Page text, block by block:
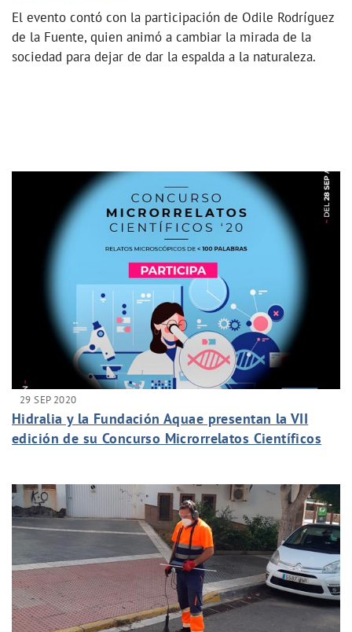
El evento contó con la participación de Odile Rodríguez
de la Fuente, quien animó a cambiar la mirada de la
sociedad para dejar de dar la espalda a la naturaleza.
29 SEP 2020
Hidralia y la Fundación Aquae presentan la VII
edición de su Concurso Microrrelatos Científicos